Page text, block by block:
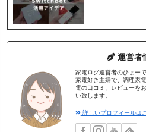
運営者
家電ログ運営者のひょーで
家電好き主婦で、調理家
電の口コミ、レビューを
い致します。
詳しいプロフィールは